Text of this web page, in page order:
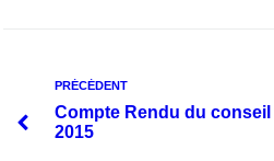
PRÉCÉDENT
Compte Rendu du
2015